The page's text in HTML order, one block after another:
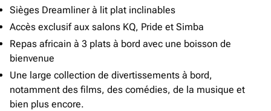
Sièges Dreamliner à lit plat inclinables
Accès exclusif aux salons KQ, Pride et Simba
Repas africain à 3 plats à bord avec une boisson de
bienvenue
Une large collection de divertissements à bord,
notamment des films, des comédies, de la musique et
bien plus encore.